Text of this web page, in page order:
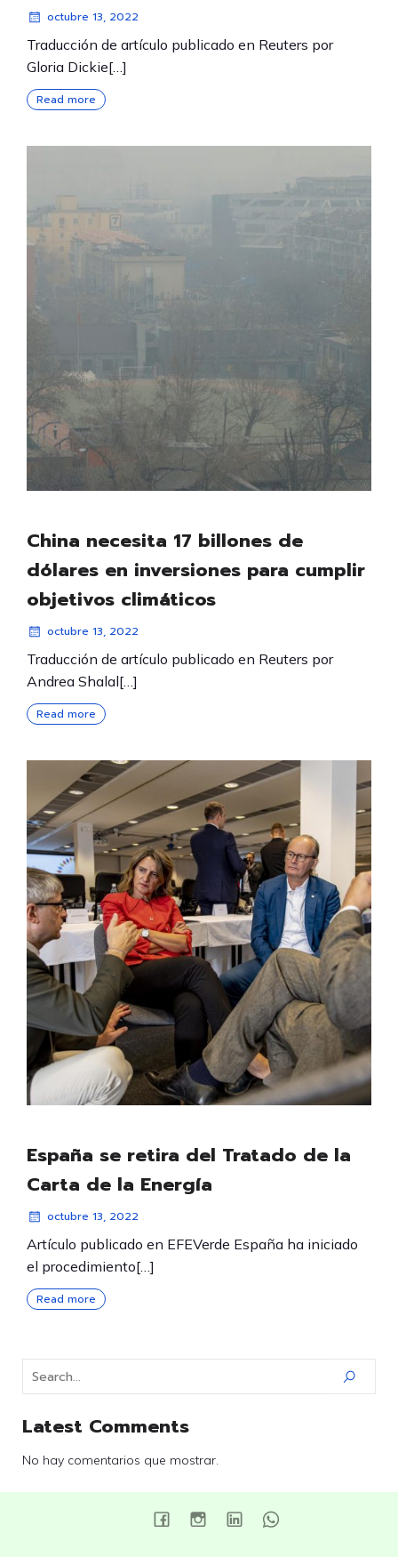
octubre 13, 2022
Traducción de artículo publicado en Reuters por
Gloria Dickie[…]
Read more
China necesita 17 billones de
dólares en inversiones para cumplir
objetivos climáticos
octubre 13, 2022
Traducción de artículo publicado en Reuters por
Andrea Shalal[…]
Read more
España se retira del Tratado de la
Carta de la Energía
octubre 13, 2022
Artículo publicado en EFEVerde España ha iniciado
el procedimiento[…]
Read more
Latest Comments
No hay comentarios que mostrar.